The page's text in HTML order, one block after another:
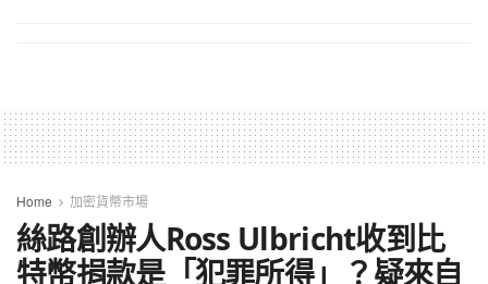
Home 加密貨幣市場
絲路創辦人Ross Ulbricht收到比
特幣捐款是「犯罪所得」？疑來自